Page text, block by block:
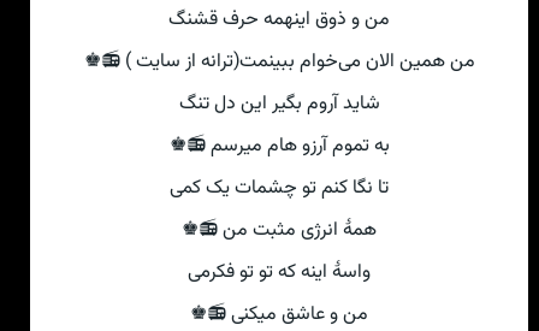
من و ذوق اینهمه حرف قشنگ
من همین الان می‌خوام ببینمت(ترانه از سایت ) 📻♚
شاید آروم بگیر این دل تنگ
به تموم آرزو هام میرسم 📻♚
تا نگا کنم تو چشمات یک کمی‌
همهٔ انرژی مثبت من 📻♚
واسهٔ اینه که تو تو فکرمی
من و عاشق میکنی‌ 📻♚